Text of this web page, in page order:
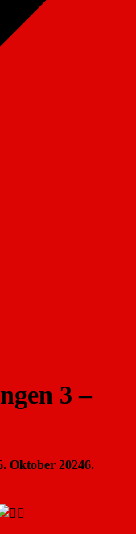
3 –
Oktober 20246.